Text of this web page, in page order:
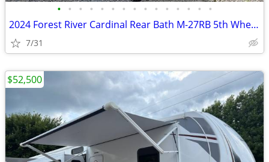
• • • • • • • • • • • • • • •
2024 Forest River Cardinal Rear Bath M-27RB 5th Wheel RV
7/31
$52,500